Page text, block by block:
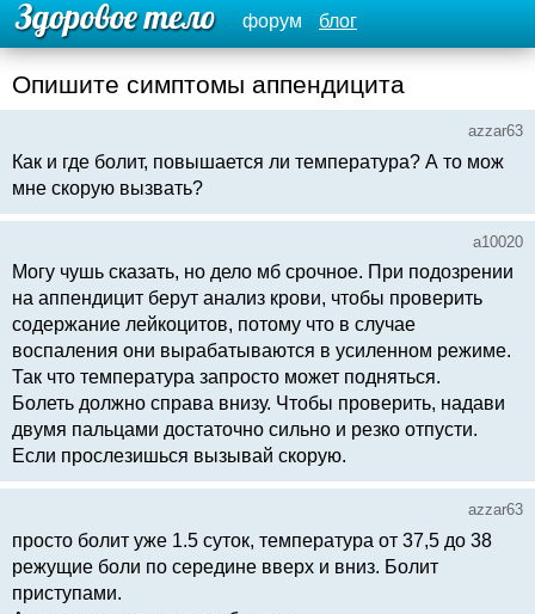
форум блог
Опишите симптомы аппендицита
azzar63
Как и где болит, повышается ли температура? А то мож
мне скорую вызвать?
a10020
Могу чушь сказать, но дело мб срочное. При подозрении
на аппендицит берут анализ крови, чтобы проверить
содержание лейкоцитов, потому что в случае
воспаления они вырабатываются в усиленном режиме.
Так что температура запросто может подняться.
Болеть должно справа внизу. Чтобы проверить, надави
двумя пальцами достаточно сильно и резко отпусти.
Если прослезишься вызывай скорую.
azzar63
просто болит уже 1.5 суток, температура от 37,5 до 38
режущие боли по середине вверх и вниз. Болит
приступами.